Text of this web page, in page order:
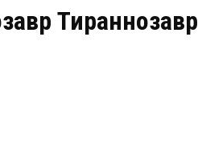
Тираннозавр